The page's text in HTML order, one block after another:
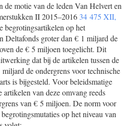
de motie van de leden Van Helvert en
II 2015–2016 34 475 XII,
begrotingsartikelen op het
Deltafonds groter dan € 1 miljard de
de € 5 miljoen toegelicht. Dit
dat bij de artikelen tussen de
de ondergrens voor technische
is bijgesteld. Voor beleidsmatige
artikelen van deze omvang reeds
van € 5 miljoen. De norm voor
op het niveau van